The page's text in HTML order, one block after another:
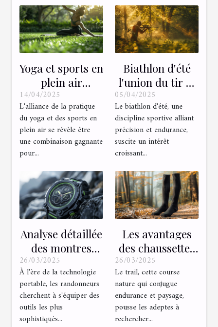
Yoga et sports en
plein air
Combinaison
pour une
meilleure
flexibilité et
récupération
14/04/2025
L'alliance de la pratique
du yoga et des sports en
plein air se révèle être
une combinaison gagnante
pour...
Biathlon d'été
l'union du tir et
de la course à
pied
Explications et
conseils pour
débuter
05/04/2025
Le biathlon d'été, une
discipline sportive alliant
précision et endurance,
suscite un intérêt
croissant...
Analyse détaillée
des montres
GPS pour
randonneurs en
2023
26/03/2025
À l'ère de la technologie
portable, les randonneurs
cherchent à s'équiper des
outils les plus
sophistiqués...
Les avantages
des chaussettes
hautes pour le
trail en noir
26/03/2025
Le trail, cette course
nature qui conjugue
endurance et paysage,
pousse les adeptes à
rechercher...